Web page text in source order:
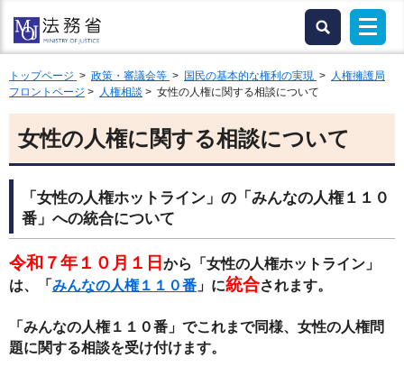
トップページ > 政策・審議会等 > 国民の基本的な権利の実現 > 人権擁護局
フロントページ > 人権相談 > 女性の人権に関する相談について
女性の人権に関する相談について
「女性の人権ホットライン」の「みんなの人権１１０
番」への統合について
令和７年１０月１日 から
「女性の人権ホットライン」
は、「 みんなの人権１１０番 」に統合されます。
「みんなの人権１１０番」でこれまで同様、女性の人権問
題に関する相談を受け付けます。